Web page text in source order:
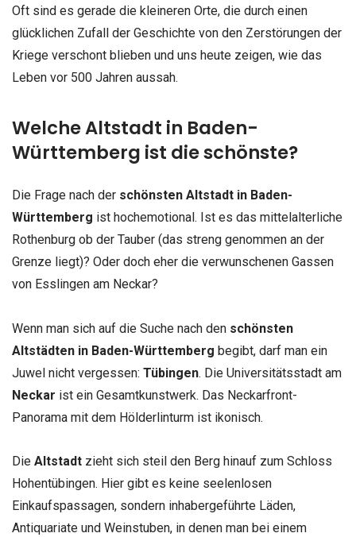
Oft sind es gerade die kleineren Orte, die durch einen
glücklichen Zufall der Geschichte von den Zerstörungen der
Kriege verschont blieben und uns heute zeigen, wie das
Leben vor 500 Jahren aussah.
Welche Altstadt in Baden-
Württemberg ist die schönste?
Die Frage nach der schönsten Altstadt in Baden-
Württemberg ist hochemotional. Ist es das mittelalterliche
Rothenburg ob der Tauber (das streng genommen an der
Grenze liegt)? Oder doch eher die verwunschenen Gassen
von Esslingen am Neckar?
Wenn man sich auf die Suche nach den schönsten
Altstädten in Baden-Württemberg begibt, darf man ein
Juwel nicht vergessen: Tübingen. Die Universitätsstadt am
Neckar ist ein Gesamtkunstwerk. Das Neckarfront-
Panorama mit dem Hölderlinturm ist ikonisch.
Die Altstadt zieht sich steil den Berg hinauf zum Schloss
Hohentübingen. Hier gibt es keine seelenlosen
Einkaufspassagen, sondern inhabergeführte Läden,
Antiquariate und Weinstuben, in denen man bei einem